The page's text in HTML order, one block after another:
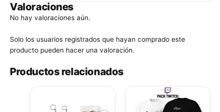
Valoraciones
No hay valoraciones aún.
Solo los usuarios registrados que hayan comprado este
producto pueden hacer una valoración.
Productos relacionados